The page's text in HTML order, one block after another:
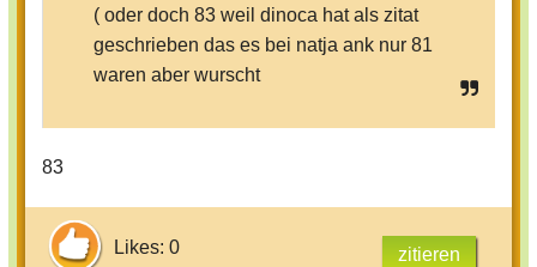
( oder doch 83 weil dinoca hat als zitat
geschrieben das es bei natja ank nur 81
waren aber wurscht
83
Likes: 0 zitieren